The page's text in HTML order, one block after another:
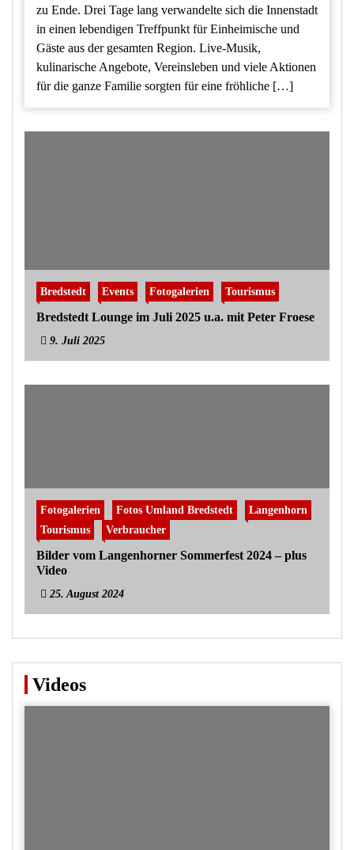
zu Ende. Drei Tage lang verwandelte sich die Innenstadt
in einen lebendigen Treffpunkt für Einheimische und
Gäste aus der gesamten Region. Live-Musik,
kulinarische Angebote, Vereinsleben und viele Aktionen
für die ganze Familie sorgten für eine fröhliche […]
Bredstedt Events Fotogalerien Tourismus
Bredstedt Lounge im Juli 2025 u.a. mit Peter Froese
9. Juli 2025
Fotogalerien Fotos Umland Bredstedt
Langenhorn
Tourismus
Verbraucher
Bilder vom Langenhorner Sommerfest 2024 – plus
Video
25. August 2024
Videos